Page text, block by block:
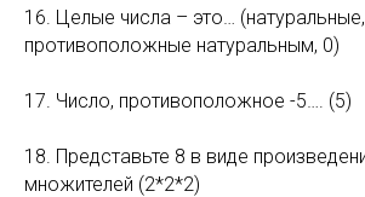
16. Целые числа – это… (натуральные,
противоположные натуральным, 0)
17. Число, противоположное -5…. (5)
18. Представьте 8 в виде
множителей (2*2*2)